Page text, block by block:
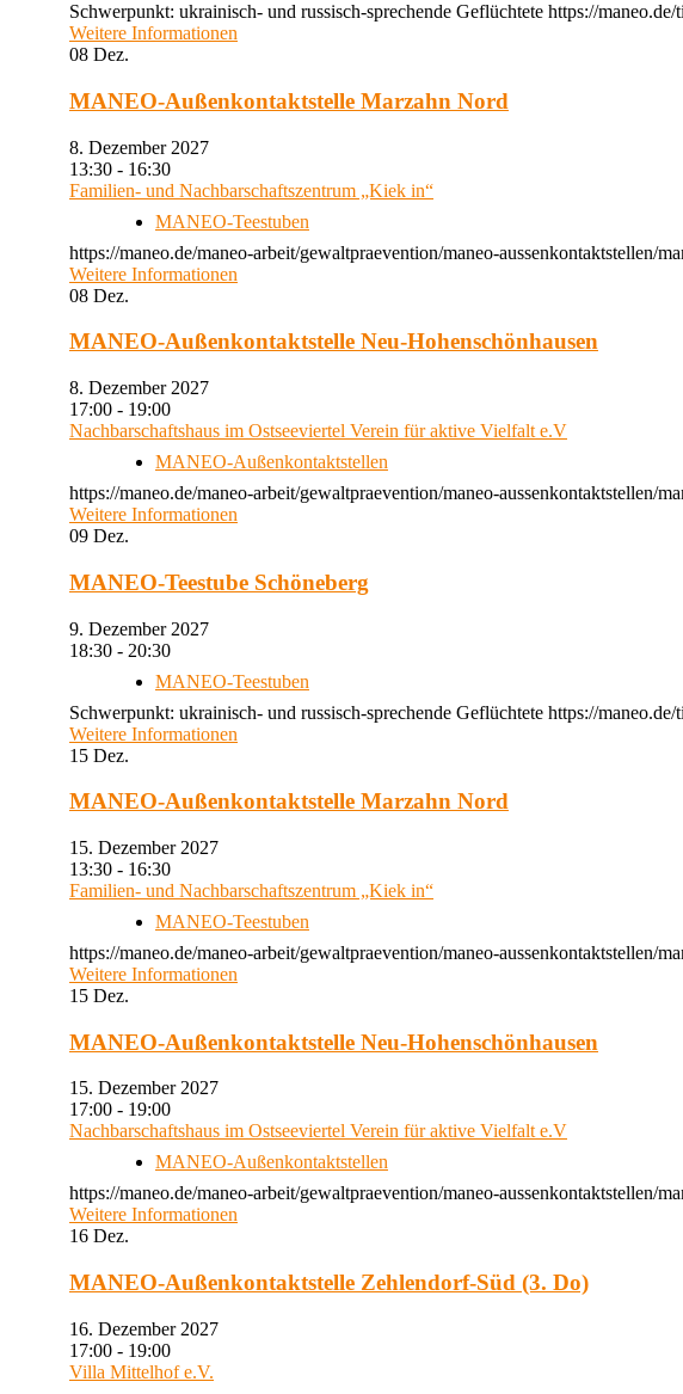
Schwerpunkt: ukrainisch- und russisch-sprechende Geflüchtete https://
Weitere Informationen
08 Dez.
MANEO-Außenkontaktstelle Marzahn Nord
8. Dezember 2027
13:30 - 16:30
Familien- und Nachbarschaftszentrum „Kiek in“
MANEO-Teestuben
https://maneo.de/maneo-arbeit/gewaltpraevention/maneo-aussenkontaktstellen/
Weitere Informationen
08 Dez.
MANEO-Außenkontaktstelle Neu-Hohenschönhausen
8. Dezember 2027
17:00 - 19:00
Nachbarschaftshaus im Ostseeviertel Verein für aktive Vielfalt e.V
MANEO-Außenkontaktstellen
https://maneo.de/maneo-arbeit/gewaltpraevention/maneo-aussenkontaktstellen/
Weitere Informationen
09 Dez.
MANEO-Teestube Schöneberg
9. Dezember 2027
18:30 - 20:30
MANEO-Teestuben
Schwerpunkt: ukrainisch- und russisch-sprechende Geflüchtete https://
Weitere Informationen
15 Dez.
MANEO-Außenkontaktstelle Marzahn Nord
15. Dezember 2027
13:30 - 16:30
Familien- und Nachbarschaftszentrum „Kiek in“
MANEO-Teestuben
https://maneo.de/maneo-arbeit/gewaltpraevention/maneo-aussenkontaktstellen/
Weitere Informationen
15 Dez.
MANEO-Außenkontaktstelle Neu-Hohenschönhausen
15. Dezember 2027
17:00 - 19:00
Nachbarschaftshaus im Ostseeviertel Verein für aktive Vielfalt e.V
MANEO-Außenkontaktstellen
https://maneo.de/maneo-arbeit/gewaltpraevention/maneo-aussenkontaktstellen/
Weitere Informationen
16 Dez.
MANEO-Außenkontaktstelle Zehlendorf-Süd (3. Do)
16. Dezember 2027
17:00 - 19:00
Villa Mittelhof e.V.